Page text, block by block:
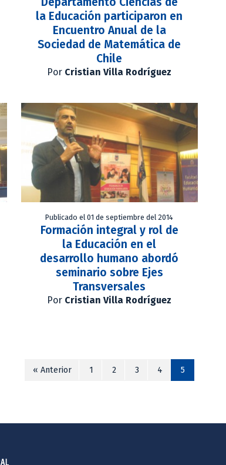
la Educación participaron en
Encuentro Anual de la
Sociedad de Matemática de
Chile
Por Cristian Villa Rodríguez
Publicado el 01 de septiembre del 2014
Formación integral y rol de
la Educación en el
desarrollo humano abordó
seminario sobre Ejes
Transversales
Por Cristian Villa Rodríguez
« Anterior 1 2 3 4 5